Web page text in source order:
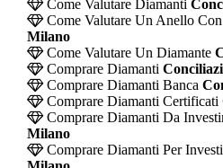
Come Valutare Diamanti
Come Valutare Un Anello
Milano
Come Valutare Un Diamante
Comprare Diamanti
Comprare Diamanti Banca
Comprare Diamanti Certificati
Comprare Diamanti Da
Milano
Comprare Diamanti Per